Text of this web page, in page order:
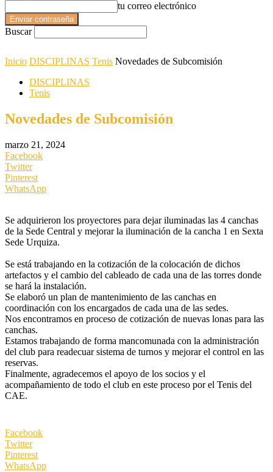
tu correo electrónico
Buscar
Inicio DISCIPLINAS Tenis Novedades de Subcomisión
DISCIPLINAS
Tenis
Novedades de Subcomisión
marzo 21, 2024
Facebook
Twitter
Pinterest
WhatsApp
Se adquirieron los proyectores para dejar iluminadas las 4 canchas
de la Sede Central y mejorar la iluminación de la cancha 1 en Sexta
Sede Urquiza.
Se está trabajando en la cotización de la colocación de dichos
artefactos y el cambio del cableado de cada una de las torres donde
se hará la instalación.
Se elaboró un plan de mantenimiento de las canchas en
coordinación con los encargados de cada una de las sedes.
Nos encontramos en proceso de cotización de nuevas lonas para las
canchas.
Estamos trabajando de forma mancomunada con la administración
del club para readecuar sistema de turnos y mejorar el control en las
reservas.
Finalmente, agradecemos el apoyo de los socios y el
acompañamiento de todo el club en este proceso por el Tenis del
CAE.
Facebook
Twitter
Pinterest
WhatsApp